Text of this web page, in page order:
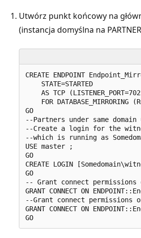
Utwórz punkt końcowy na
(instancja domyślna na
CREATE ENDPOINT
    STATE=STARTED
AS TCP
FOR DATABASE_MIRRORING
GO
--Partners under same
--Create a login for the
--which is running as
USE master ;
GO
CREATE LOGIN
GO
-- Grant connect
GRANT CONNECT ON
--Grant connect
GRANT CONNECT ON